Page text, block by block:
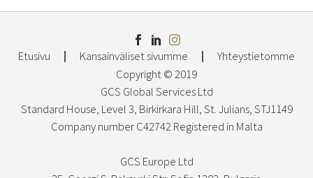
Etusivu Kansainväliset sivumme
Yhteystietomme
Copyright © 2019
GCS Global Services Ltd
Standard House, Level 3, Birkirkara Hill, St. Julians, STJ1149
Company number C42742 Registered in Malta
GCS Europe Ltd